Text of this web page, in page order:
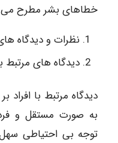
خطاهای بشر مطرح می
نظرات و دیدگاه
دیدگاه های
دیدگاه مرتبط با
به صورت مستقل و
توجه بی احتیاطی